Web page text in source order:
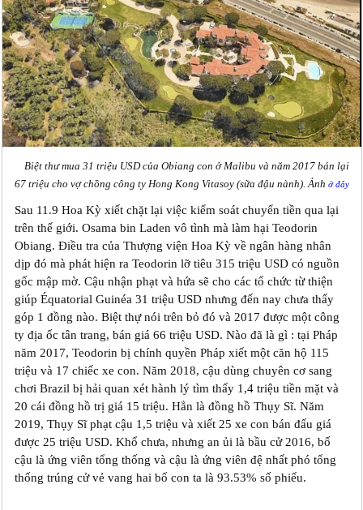
Biệt thư mua 31 triệu USD của Obiang con ở Malibu và năm 2017 bán lại
67 triệu cho vợ chồng công ty Hong Kong Vitasoy (sữa đậu nành). Ảnh ở đây
Sau 11.9 Hoa Kỳ xiết chặt lại việc kiểm soát chuyển tiền qua lại
trên thế giới. Osama bin Laden vô tình mà làm hại Teodorin
Obiang. Điều tra của Thượng viện Hoa Kỳ về ngân hàng nhân
dịp đó mà phát hiện ra Teodorin lỡ tiêu 315 triệu USD có nguồn
gốc mập mờ. Cậu nhận phạt và hứa sẽ cho các tổ chức từ thiện
giúp Équatorial Guinéa 31 triệu USD nhưng đến nay chưa thấy
góp 1 đồng nào. Biệt thự nói trên bỏ đó và 2017 được một công
ty địa ốc tân trang, bán giá 66 triệu USD. Nào đã là gì : tại Pháp
năm 2017, Teodorin bị chính quyền Pháp xiết một căn hộ 115
triệu và 17 chiếc xe con. Năm 2018, cậu dùng chuyên cơ sang
chơi Brazil bị hải quan xét hành lý tìm thấy 1,4 triệu tiền mặt và
20 cái đồng hồ trị giá 15 triệu. Hẳn là đồng hồ Thụy Sĩ. Năm
2019, Thụy Sĩ phạt cậu 1,5 triệu và xiết 25 xe con bán đấu giá
được 25 triệu USD. Khổ chưa, nhưng an ủi là bầu cử 2016, bố
cậu là ứng viên tổng thống và cậu là ứng viên đệ nhất phó tổng
thống trúng cử vẻ vang hai bố con ta là 93.53% số phiếu.